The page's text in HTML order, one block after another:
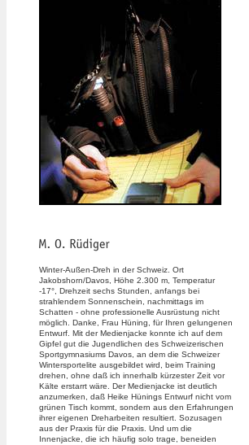
Winter-Außen-Dreh in der Schweiz. Ort
Jakobshorn/Davos, Höhe 2.300 m, Temperatur
-17°, Drehzeit sechs Stunden, anfangs bei
strahlendem Sonnenschein, nachmittags im
Schatten - ohne professionelle Ausrüstung nicht
möglich. Danke, Frau Hüning, für Ihren gelungenen
Entwurf. Mit der Medienjacke konnte ich auf dem
Gipfel gut die Jugendlichen des Schweizerischen
Sportgymnasiums Davos, an dem die Schweizer
Wintersportelite ausgebildet wird, beim Training
drehen, ohne daß ich innerhalb kürzester Zeit vor
Kälte erstarrt wäre. Der Medienjacke ist deutlich
anzumerken, daß Heike Hünings Entwurf nicht vom
grünen Tisch kommt, sondern aus den Erfahrungen
ihrer eigenen Dreharbeiten resultiert. Sozusagen
aus der Praxis für die Praxis. Und um die
Innenjacke, die ich häufig solo trage, beneiden